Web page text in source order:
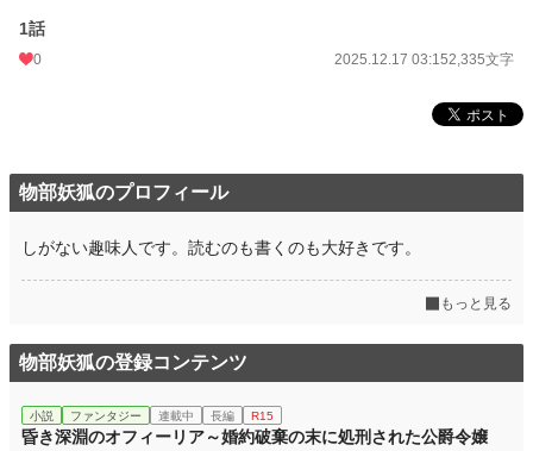
1話
0 2025.12.17 03:152,335文字
物部妖狐のプロフィール
しがない趣味人です。読むのも書くのも大好きです。
もっと見る
物部妖狐の登録コンテンツ
小説 ファンタジー 連載中 長編 R15
昏き深淵のオフィーリア～婚約破棄の末に処刑された公爵令嬢